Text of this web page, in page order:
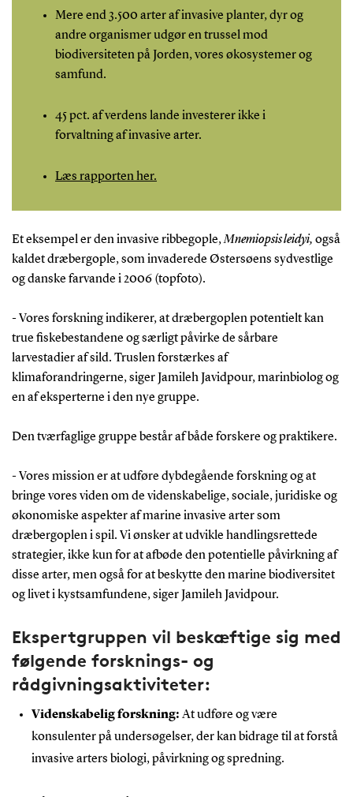
Mere end 3.500 arter af invasive planter, dyr og
andre organismer udgør en trussel mod
biodiversiteten på Jorden, vores økosystemer og
samfund.
45 pct. af verdens lande investerer ikke i
forvaltning af invasive arter.
Læs rapporten her.
Et eksempel er den invasive ribbegople,Mnemiopsis leidyi, også
kaldet dræbergople, som invaderede Østersøens sydvestlige
og danske farvande i 2006 (topfoto).
- Vores forskning indikerer, at dræbergoplen potentielt kan
true fiskebestandene og særligt påvirke de sårbare
larvestadier af sild. Truslen forstærkes af
klimaforandringerne, siger Jamileh Javidpour, marinbiolog og
en af eksperterne i den nye gruppe.
Den tværfaglige gruppe består af både forskere og praktikere.
- Vores mission er at udføre dybdegående forskning og at
bringe vores viden om de videnskabelige, sociale, juridiske og
økonomiske aspekter af marine invasive arter som
dræbergoplen i spil. Vi ønsker at udvikle handlingsrettede
strategier, ikke kun for at afbøde den potentielle påvirkning af
disse arter, men også for at beskytte den marine biodiversitet
og livet i kystsamfundene, siger Jamileh Javidpour.
Ekspertgruppen vil beskæftige sig med
følgende forsknings- og
rådgivningsaktiviteter:
Videnskabelig forskning: At udføre og være
konsulenter på undersøgelser, der kan bidrage til at forstå
invasive arters biologi, påvirkning og spredning.